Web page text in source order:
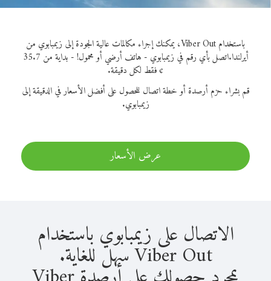
باستخدام Viber Out، يمكنك إجراء مكالمات عالية الجودة إلى زيمبابوي من
أيرلندا.
اتصل بأي رقم في زيمبابوي - هاتف أرضي أو محمول! - بداية من 35.7
¢ فقط لكل دقيقة.
قم بشراء حزم أرصدة أو خطة اتصال للحصول على أفضل الأسعار في الدقيقة إلى
زيمبابوي.
عرض الأسعار
الاتصال على زيمبابوي باستخدام
Viber Out سهل للغاية.